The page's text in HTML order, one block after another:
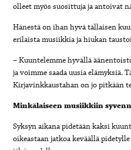
olleet myös suosittuja ja antoivat
Hänestä on ihan hyvä tällaisen
erilaista musiikkia ja hiukan
– Kuuntelemme hyvällä
ja voimme saada uusia elämyksiä.
Kirjavinkkaustahan on jo pitkään
Minkälaiseen musiikkiin
Syksyn aikana pidetään kaksi
oikeastaan jatkoa keväällä